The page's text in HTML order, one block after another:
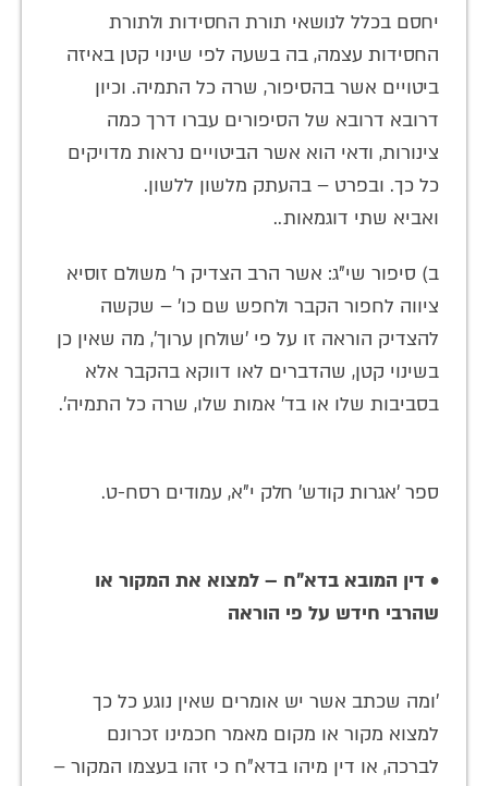
יחסם בכלל לנושאי תורת החסידות ולתורת
החסידות עצמה, בה בשעה לפי שינוי קטן באיזה
ביטויים אשר בהסיפור, שרה כל התמיה. וכיון
דרובא דרובא של הסיפורים עברו דרך כמה
צינורות, ודאי הוא אשר הביטויים נראות מדויקים
כל כך. ובפרט – בהעתק מלשון ללשון.
ואביא שתי דוגמאות..
ב) סיפור שי"ג: אשר הרב הצדיק ר' משולם זוסיא
ציווה לחפור הקבר ולחפש שם כו' – שקשה
להצדיק הוראה זו על פי 'שולחן ערוך', מה שאין כן
בשינוי קטן, שהדברים לאו דווקא בהקבר אלא
בסביבות שלו או בד' אמות שלו, שרה כל התמיה'.
ספר 'אגרות קודש' חלק י"א, עמודים רסח-ט.
• דין המובא בדא"ח – למצוא את המקור או
שהרבי חידש על פי הוראה
'ומה שכתב אשר יש אומרים שאין נוגע כל כך
למצוא מקור או מקום מאמר חכמינו זכרונם
לברכה, או דין מיהו בדא"ח כי זהו בעצמו המקור –